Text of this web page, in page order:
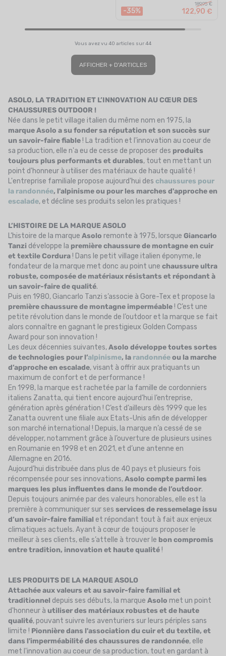
-35%
189,95 €
122,90 €
Vous avez vu 40 articles sur 44
AFFICHER + D'ARTICLES
ASOLO, LA TRADITION ET L’INNOVATION AU CŒUR DES
CHAUSSURES OUTDOOR !
Née dans le petit village italien du même nom en 1975, la
marque Asolo a su fonder sa réputation et son succès sur
un savoir-faire fiable ! La tradition et l'innovation au coeur de
sa production, elle n'a eu de cesse de proposer des produits
toujours plus performants et durables, tout en mettant un
point d'honneur à utiliser des matériaux de haute qualité !
L'entreprise familiale propose aujourd'hui des chaussures pour
la randonnée, l'alpinisme ou pour les marches d'approche en
escalade, et décline ses produits selon les pratiques !
L’HISTOIRE DE LA MARQUE ASOLO
L’histoire de la marque Asolo remonte à 1975, lorsque Giancarlo
Tanzi développe la première chaussure de montagne en cuir
et textile Cordura ! Dans le petit village italien éponyme, le
fondateur de la marque met donc au point une chaussure ultra
robuste, composée de matériaux résistants et répondant à
un savoir-faire de qualité.
Puis en 1980, Giancarlo Tanzi s’associe à Gore-Tex et propose la
première chaussure de montagne imperméable ! C’est une
petite révolution dans le monde de l’outdoor et la marque se fait
alors connaître en gagnant le prestigieux Golden Compass
Award pour son innovation !
Les deux décennies suivantes,Asolo développe toutes sortes
de technologies pour l’alpinisme, la randonnéeou la marche
d’approche en escalade, visant à offrir aux pratiquants un
maximum de confort et de performance !
En 1998, la marque est rachetée par la famille de cordonniers
italiens Zanatta, qui tient encore aujourd’hui l’entreprise,
génération après génération ! C’est d’ailleurs dès 1999 que les
Zanatta ouvrent une filiale aux Etats-Unis afin de développer
son marché international ! Depuis, la marque n’a cessé de se
développer, notamment grâce à l’ouverture de plusieurs usines
en Roumanie en 1998 et en 2021, et d’une antenne en
Allemagne en 2016.
Aujourd’hui distribuée dans plus de 40 pays et plusieurs fois
récompensée pour ses innovations,Asolo compte parmi les
marques les plus influentes dans le monde de l’outdoor.
Depuis toujours animée par des valeurs honorables, elle est la
première à communiquer sur ses services de ressemelage issu
d’un savoir-faire familial et répondant tout à fait aux enjeux
climatiques actuels. Ayant à cœur de toujours proposer le
meilleur à ses clients, elle s’attelle à trouver le bon compromis
entre tradition, innovation et haute qualité !
LES PRODUITS DE LA MARQUE ASOLO
Attachée aux valeurs et au savoir-faire familial et
traditionnel depuis ses débuts, la marque Asolo met un point
d'honneur à utiliser des matériaux robustes et de haute
qualité, pouvant suivre les aventuriers sur leurs périples sans
limite ! Pionnière dans l'association du cuir et du textile, et
dans l'imperméabilité des chaussures de randonnée, elle
met l'innovation au coeur de sa production, tout en gardant à